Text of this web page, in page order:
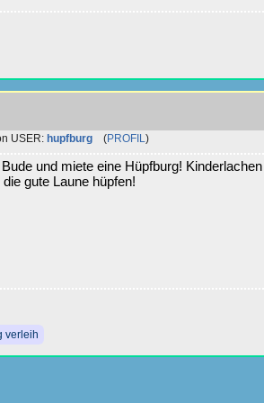
USER: hupfburg (PROFIL)
und miete eine Hüpfburg!
gute Laune hüpfen!
verleih